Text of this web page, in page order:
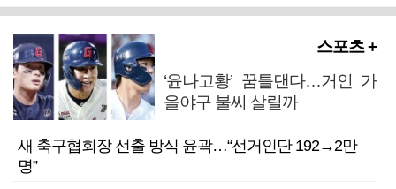
스포츠 +
‘윤나고황’ 꿈틀댄다…거인 가
을야구 불씨 살릴까
새 축구협회장 선출 방식 윤곽…“선거인단 192→2만
명”